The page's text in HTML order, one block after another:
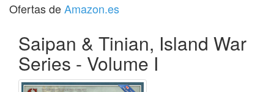
Ofertas deAmazon.es
Saipan & Tinian, Island War
Series - Volume I